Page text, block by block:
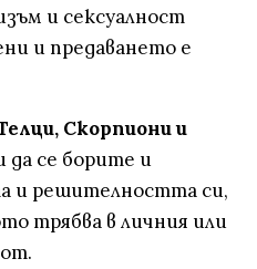
и сексуалност
и предаването е
Скорпиони и
да се борите и
и решителността си,
трябва в личния или